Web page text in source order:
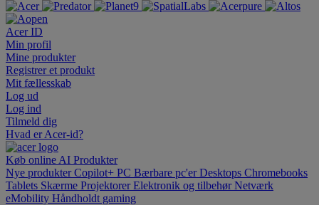
Acer ID
Min profil
Mine produkter
Registrer et produkt
Mit fællesskab
Log ud
Log ind
Tilmeld dig
Hvad er Acer-id?
Køb online AI Produkter
Nye produkterCopilot+ PC Bærbare pc'erDesktops Chromebooks
Tablets Skærme ProjektorerElektronik og tilbehørNetværk
eMobility Håndholdt gaming